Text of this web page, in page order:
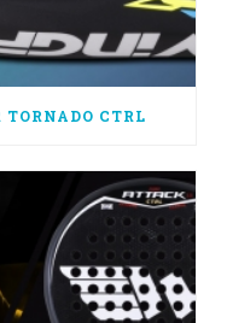
CTRL